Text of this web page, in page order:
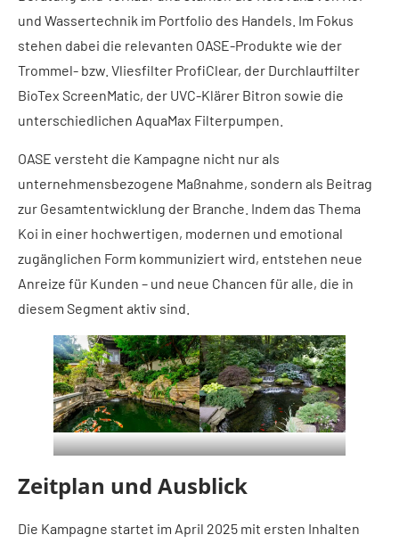
und Wassertechnik im Portfolio des Handels. Im Fokus
stehen dabei die relevanten OASE-Produkte wie der
Trommel- bzw. Vliesfilter ProfiClear, der Durchlauffilter
BioTex ScreenMatic, der UVC-Klärer Bitron sowie die
unterschiedlichen AquaMax Filterpumpen.
OASE versteht die Kampagne nicht nur als
unternehmensbezogene Maßnahme, sondern als Beitrag
zur Gesamtentwicklung der Branche. Indem das Thema
Koi in einer hochwertigen, modernen und emotional
zugänglichen Form kommuniziert wird, entstehen neue
Anreize für Kunden – und neue Chancen für alle, die in
diesem Segment aktiv sind.
Zeitplan und Ausblick
Die Kampagne startet im April 2025 mit ersten Inhalten